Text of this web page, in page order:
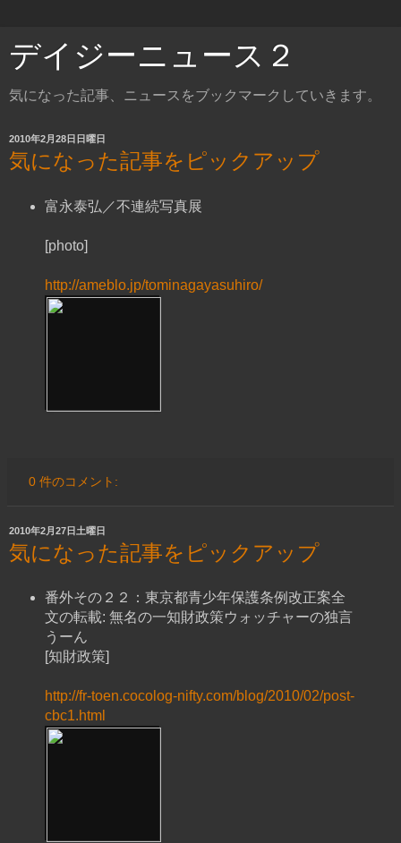
デイジーニュース２
気になった記事、ニュースをブックマークしていきます。
2010年2月28日日曜日
気になった記事をピックアップ
富永泰弘／不連続写真展
[photo]
http://ameblo.jp/tominagayasuhiro/
0 件のコメント:
2010年2月27日土曜日
気になった記事をピックアップ
番外その２２：東京都青少年保護条例改正案全
文の転載: 無名の一知財政策ウォッチャーの独言
うーん
[知財政策]
http://fr-toen.cocolog-nifty.com/blog/2010/02/post-
cbc1.html